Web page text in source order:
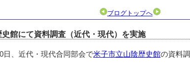
ブログトップへ
館にて資料調査（近代・現代）を実施
、近代・現代合同部会で米子市立山陰歴史館の資料